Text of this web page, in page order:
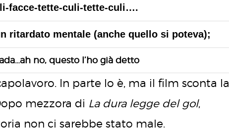
facce-tette-culi-tette-culi….
ritardato mentale (anche quello si poteva);
no, questo l’ho già detto
In parte lo è, ma il film sconta la
mezzora di La dura legge del gol,
non ci sarebbe stato male.